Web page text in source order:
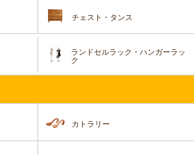
チェスト・タンス
ランドセルラック・ハンガーラッ
ク
カトラリー